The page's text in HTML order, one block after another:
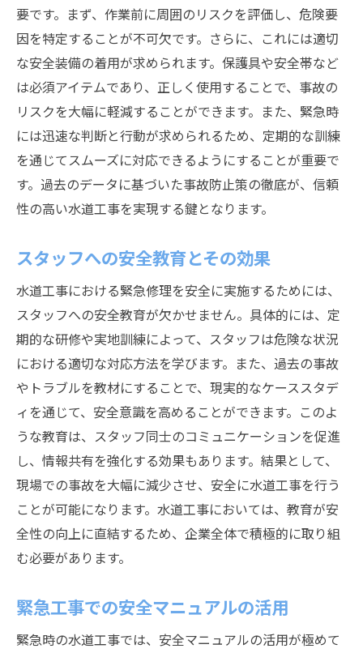
要です。まず、作業前に周囲のリスクを評価し、危険要
因を特定することが不可欠です。さらに、これには適切
な安全装備の着用が求められます。保護具や安全帯など
は必須アイテムであり、正しく使用することで、事故の
リスクを大幅に軽減することができます。また、緊急時
には迅速な判断と行動が求められるため、定期的な訓練
を通じてスムーズに対応できるようにすることが重要で
す。過去のデータに基づいた事故防止策の徹底が、信頼
性の高い水道工事を実現する鍵となります。
スタッフへの安全教育とその効果
水道工事における緊急修理を安全に実施するためには、
スタッフへの安全教育が欠かせません。具体的には、定
期的な研修や実地訓練によって、スタッフは危険な状況
における適切な対応方法を学びます。また、過去の事故
やトラブルを教材にすることで、現実的なケーススタデ
ィを通じて、安全意識を高めることができます。このよ
うな教育は、スタッフ同士のコミュニケーションを促進
し、情報共有を強化する効果もあります。結果として、
現場での事故を大幅に減少させ、安全に水道工事を行う
ことが可能になります。水道工事においては、教育が安
全性の向上に直結するため、企業全体で積極的に取り組
む必要があります。
緊急工事での安全マニュアルの活用
緊急時の水道工事では、安全マニュアルの活用が極めて